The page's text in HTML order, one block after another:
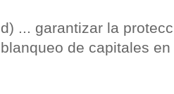
d) ... garantizar la
blanqueo de capitales